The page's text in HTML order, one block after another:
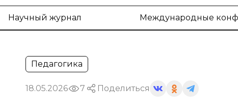
Научный журнал Международные
Педагогика
18.05.2026 7 Поделиться